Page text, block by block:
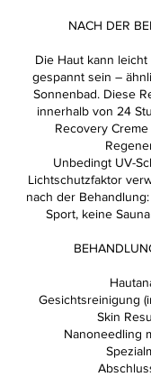
NACH DER
Die Haut kann
gespannt sein –
Sonnenbad. Diese
innerhalb von 24
Recovery
Unbedingt UV-
Lichtschutzfaktor
nach der
Sport, keine
Gesichtsreinigung
Skin
Nanoneedling